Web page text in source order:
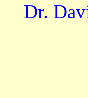
Dr.